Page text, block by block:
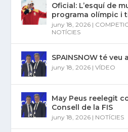
Oficial: L’esquí de
programa olímpic i
juny 18, 2026 |
NOTÍCIES
SPAINSNOW té veu
juny 18, 2026 |VÍDEO
May Peus reelegit
Consell de la FIS
juny 18, 2026 | NOTÍCIES